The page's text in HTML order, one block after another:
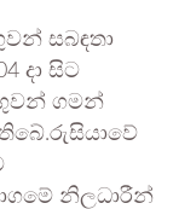
සබඳතා
දා සිට
ගුවන් ගමන්
නිලධාරීන්